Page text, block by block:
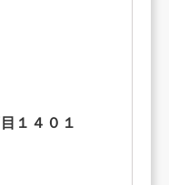
１４０１